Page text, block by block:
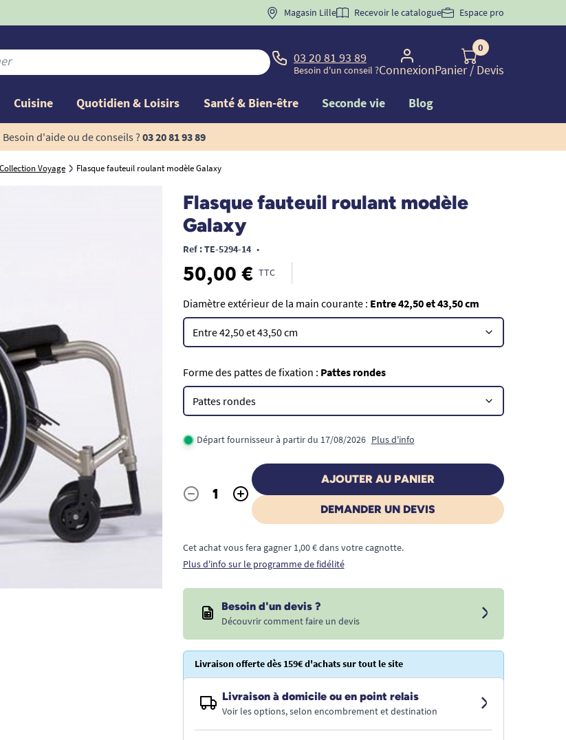
BIENVENUE" pourla 1ère commande d'incontinence
Magasin Lille Recevoir le catalogue Espace pro
03 20 81 93 89
Besoin d'un conseil ?Connexion
0
Panier/ Devis
Cuisine Quotidien & Loisirs Santé & Bien-être Seconde vie Blog
Besoin d'aide ou de conseils ? 03 20 81 93 89
Collection Voyage Flasque fauteuil roulant modèle Galaxy
Flasque fauteuil roulant modèle
Galaxy
Ref : TE-5294-14 •
50,00 € TTC
Diamètre extérieur de la main courante : Entre 42,50 et 43,50 cm
Forme des pattes de fixation : Pattes rondes
Départ fournisseur à partir du 17/08/2026 Plus d'info
Quantité
- +
AJOUTER AU PANIER
DEMANDER UN DEVIS
Cet achat vous fera gagner 1,00 € dans votre cagnotte.
Plus d'info sur le programme de fidélité
Besoin d'un devis ?
Découvrir comment faire un devis
Livraison offerte dès 159€ d'achats sur tout le site
Livraison à domicile ou en point relais
Voir les options, selon encombrement et destination